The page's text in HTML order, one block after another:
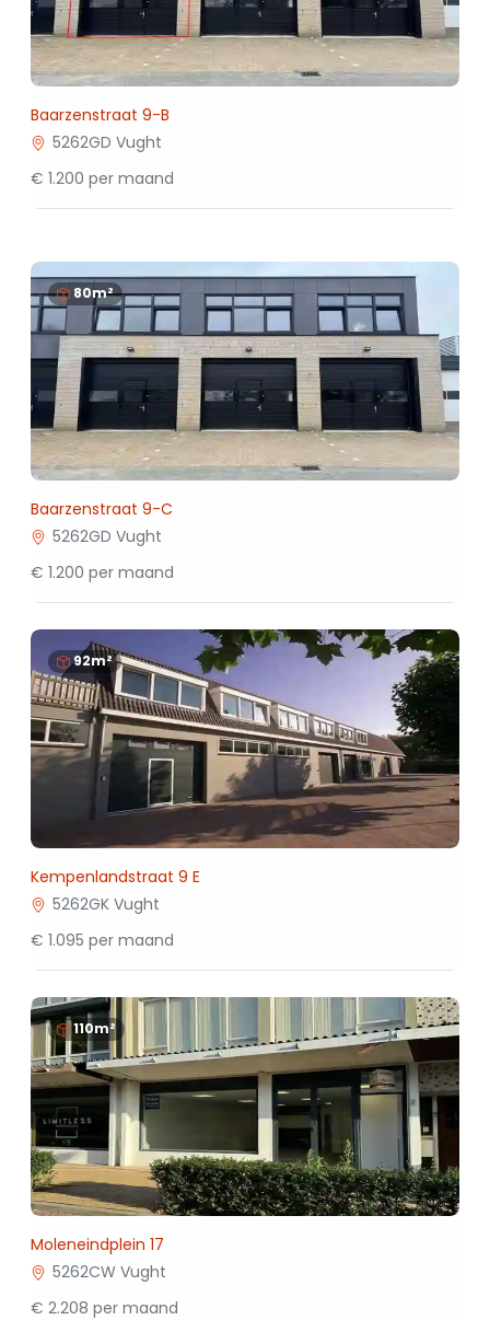
Baarzenstraat 9-B
5262GD Vught
€ 1.200 per maand
80m²
Baarzenstraat 9-C
5262GD Vught
€ 1.200 per maand
92m²
Kempenlandstraat 9 E
5262GK Vught
€ 1.095 per maand
110m²
Moleneindplein 17
5262CW Vught
€ 2.208 per maand